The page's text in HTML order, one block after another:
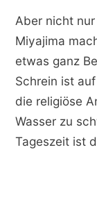
Aber nicht
Miyajima
etwas ganz
Schrein ist
die religiöse
Wasser zu
Tageszeit ist